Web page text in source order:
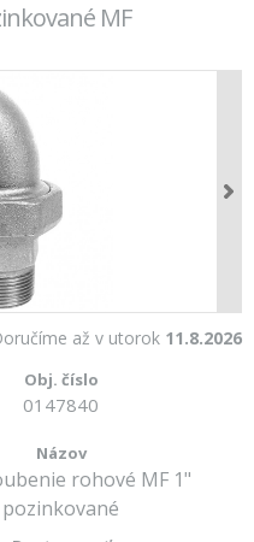
MF
až v utorok 11.8.2026
0147840
rohové MF 1"
pozinkované